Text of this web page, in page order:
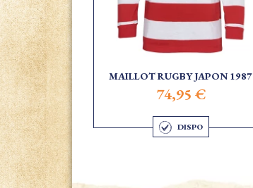
MAILLOT RUGBY JAPON 1987
74,95 €
DISPO